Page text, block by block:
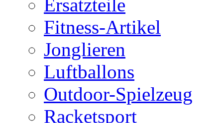
Ersatzteile
Fitness-Artikel
Jonglieren
Luftballons
Outdoor-Spielzeug
Racketsport